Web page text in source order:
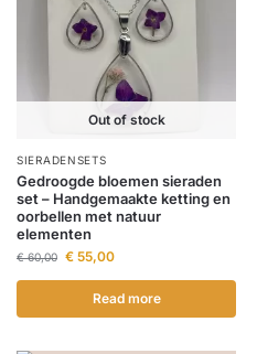
Out of stock
SIERADENSETS
Gedroogde bloemen sieraden
set – Handgemaakte ketting en
oorbellen met natuur
elementen
€60,00 € 55,00
Read more